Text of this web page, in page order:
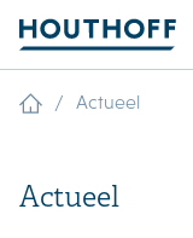
/ Actueel
Actueel